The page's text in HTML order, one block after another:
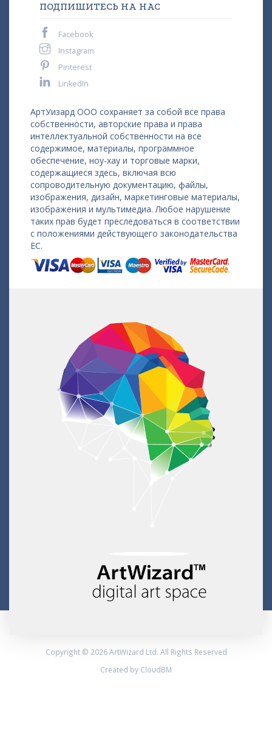
ПОДПИШИТЕСЬ НА НАС
Facebook
Instagram
Pinterest
LinkedIn
АртУизард ООО сохраняет за собой все права
собственности, авторские права и права
интеллектуальной собственности на все
содержимое, материалы, программное
обеспечение, ноу-хау и торговые марки,
содержащиеся здесь, включая всю
сопроводительную документацию, файлы,
изображения, дизайн, маркетинговые материалы,
изображения и мультимедиа. Любое нарушение
таких прав будет преследоваться в соответствии
с положениями действующего законодательства
ЕС.
Copyright © 2026 ArtWizard Ltd. All Rights Reserved
Created by CloudBM